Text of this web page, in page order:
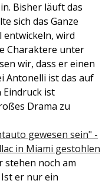
Bisher läuft das
sich das Ganze
entwickeln, wird
Charaktere unter
wir, dass er einen
Antonelli ist das auf
Eindruck ist
Drama zu
gewesen sein" -
in Miami gestohlen
stehen noch am
er nur ein